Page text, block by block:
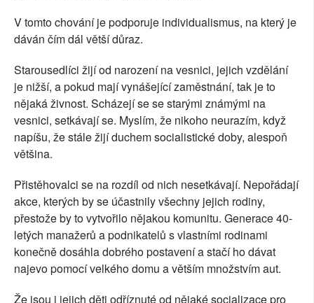
V tomto chování je podporuje individualismus, na který je
dáván čím dál větší důraz.
Starousedlíci žijí od narození na vesnici, jejich vzdělání
je nižší, a pokud mají vynášející zaměstnání, tak je to
nějaká živnost. Scházejí se se starými známými na
vesnici, setkávají se. Myslím, že nikoho neurazím, když
napíšu, že stále žijí duchem socialistické doby, alespoň
většina.
Přistěhovalci se na rozdíl od nich nesetkávají. Nepořádají
akce, kterých by se účastnily všechny jejich rodiny,
přestože by to vytvořilo nějakou komunitu. Generace 40-
letých manažerů a podnikatelů s vlastními rodinami
konečně dosáhla dobrého postavení a stačí ho dávat
najevo pomocí velkého domu a větším množstvím aut.
Že jsou i jejich děti odříznuté od nějaké socializace pro